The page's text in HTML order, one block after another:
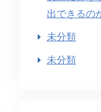
出できるの
未分類
未分類